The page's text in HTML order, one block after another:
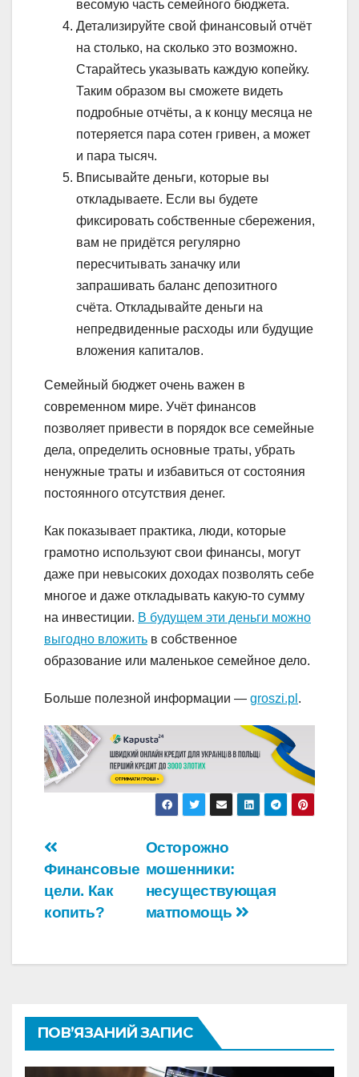
весомую часть семейного бюджета.
Детализируйте свой финансовый отчёт
на столько, на сколько это возможно.
Старайтесь указывать каждую копейку.
Таким образом вы сможете видеть
подробные отчёты, а к концу месяца не
потеряется пара сотен гривен, а может
и пара тысяч.
Вписывайте деньги, которые вы
откладываете. Если вы будете
фиксировать собственные сбережения,
вам не придётся регулярно
пересчитывать заначку или
запрашивать баланс депозитного
счёта. Откладывайте деньги на
непредвиденные расходы или будущие
вложения капиталов.
Семейный бюджет очень важен в
современном мире. Учёт финансов
позволяет привести в порядок все семейные
дела, определить основные траты, убрать
ненужные траты и избавиться от состояния
постоянного отсутствия денег.
Как показывает практика, люди, которые
грамотно используют свои финансы, могут
даже при невысоких доходах позволять себе
многое и даже откладывать какую-то сумму
на инвестиции. В будущем эти деньги можно
выгодно вложить в собственное
образование или маленькое семейное дело.
Больше полезной информации — groszi.pl .
Навігація
записів
Осторожно
мошенники:
несуществующая
матпомощь
Финансовые
цели. Как
копить?
ПОВ’ЯЗАНИЙ ЗАПИС